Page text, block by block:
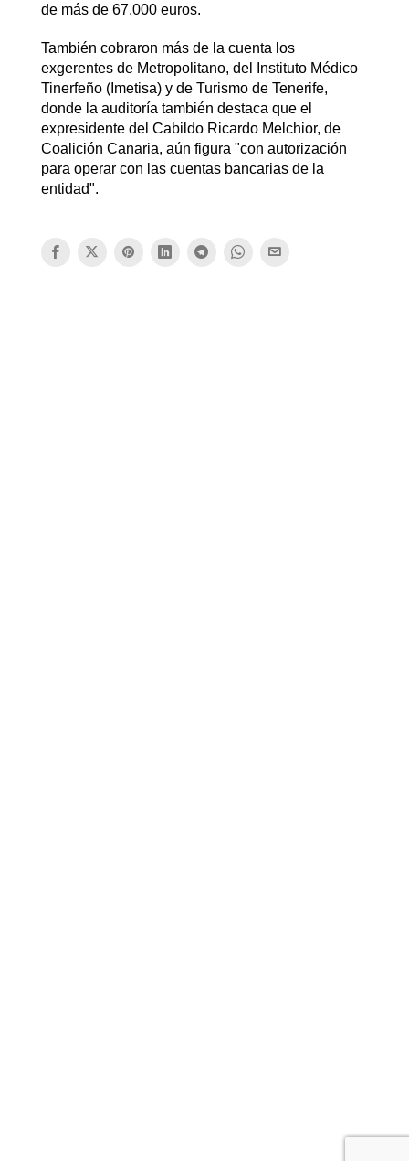
de más de 67.000 euros.
También cobraron más de la cuenta los
exgerentes de Metropolitano, del Instituto Médico
Tinerfeño (Imetisa) y de Turismo de Tenerife,
donde la auditoría también destaca que el
expresidente del Cabildo Ricardo Melchior, de
Coalición Canaria, aún figura "con autorización
para operar con las cuentas bancarias de la
entidad".